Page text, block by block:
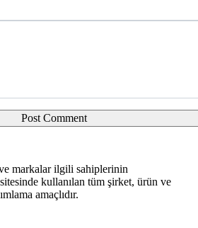
markalar ilgili sahiplerinin
kullanılan tüm şirket, ürün ve
amaçlıdır.